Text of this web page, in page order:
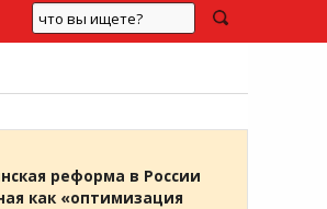
реформа в России
как «оптимизация